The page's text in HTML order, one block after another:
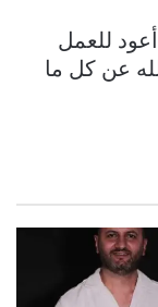
للعمل
عن كل ما